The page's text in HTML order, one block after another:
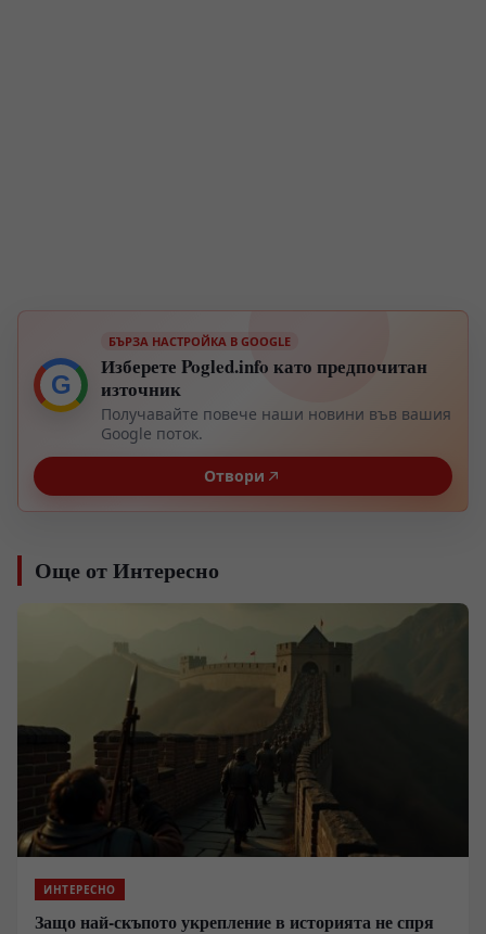
G
БЪРЗА НАСТРОЙКА В GOOGLE
Изберете Pogled.info като предпочитан
източник
Получавайте повече наши новини във вашия
Google поток.
Отвори
Още от Интересно
ИНТЕРЕСНО
Защо най-скъпото укрепление в историята не спря